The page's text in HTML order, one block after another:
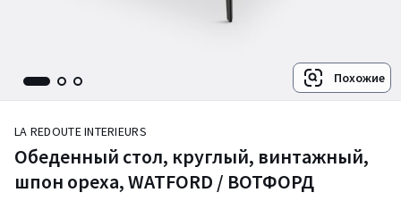
Похожие
LA REDOUTE INTERIEURS
Обеденный стол, круглый, винтажный,
шпон ореха, WATFORD / ВОТФОРД